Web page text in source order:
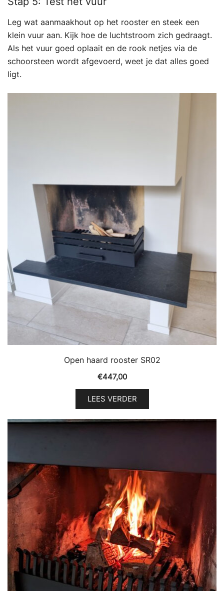
Leg wat aanmaakhout op het rooster en steek een
klein vuur aan. Kijk hoe de luchtstroom zich gedraagt.
Als het vuur goed oplaait en de rook netjes via de
schoorsteen wordt afgevoerd, weet je dat alles goed
ligt.
Open haard rooster SR02
€447,00
LEES VERDER